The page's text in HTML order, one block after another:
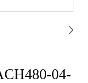
04-